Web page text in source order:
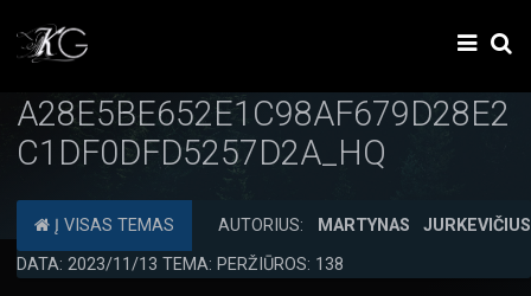
A28E5BE652E1C98AF679D28E2
C1DF0DFD5257D2A_HQ
Į VISAS TEMAS AUTORIUS:
MARTYNAS JURKEVIČIUS
DATA: 2023/11/13 TEMA: PERŽIŪROS: 138